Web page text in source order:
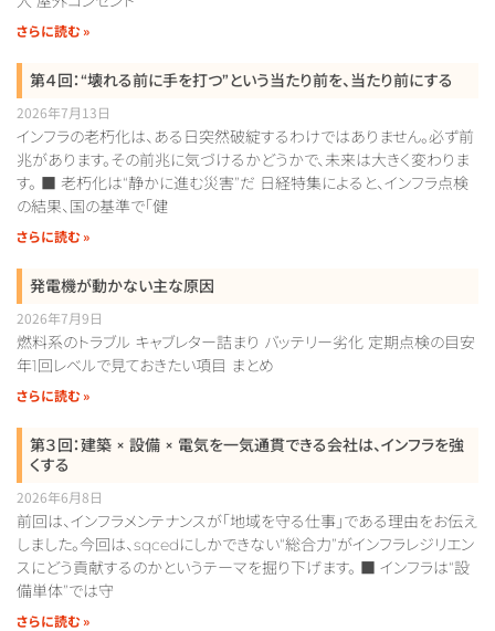
さらに読む »
第４回：“壊れる前に手を打つ”という当たり前を、当たり前にする
2026年7月13日
インフラの老朽化は、ある日突然破綻するわけではありません。必ず前
兆があります。その前兆に気づけるかどうかで、未来は大きく変わりま
す。 ■ 老朽化は“静かに進む災害”だ 日経特集によると、インフラ点検
の結果、国の基準で「健
さらに読む »
発電機が動かない主な原因
2026年7月9日
燃料系のトラブル キャブレター詰まり バッテリー劣化 定期点検の目安
年1回レベルで見ておきたい項目 まとめ
さらに読む »
第３回：建築 × 設備 × 電気を一気通貫できる会社は、インフラを強
くする
2026年6月8日
前回は、インフラメンテナンスが「地域を守る仕事」である理由をお伝え
しました。今回は、sqcedにしかできない“総合力”がインフラレジリエン
スにどう貢献するのかというテーマを掘り下げます。 ■ インフラは“設
備単体”では守
さらに読む »